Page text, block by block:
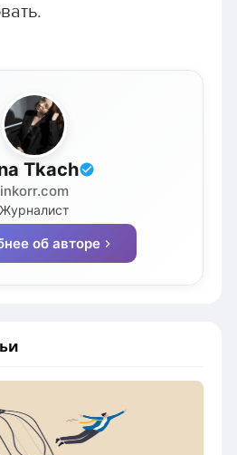
Tkach
inkorr.com
Журналист
об авторе